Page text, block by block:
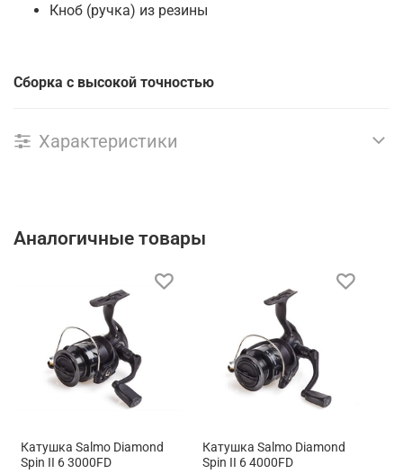
Кноб (ручка) из резины
Сборка с высокой точностью
Характеристики
Аналогичные товары
Катушка Salmo Diamond
Spin II 6 3000FD
Катушка Salmo Diamond
Spin II 6 4000FD